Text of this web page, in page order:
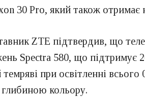
30 Pro, який також отримає
ZTE підтвердив, що
Spectra 580, що підтримує
темряві при освітленні
глибиною кольору.